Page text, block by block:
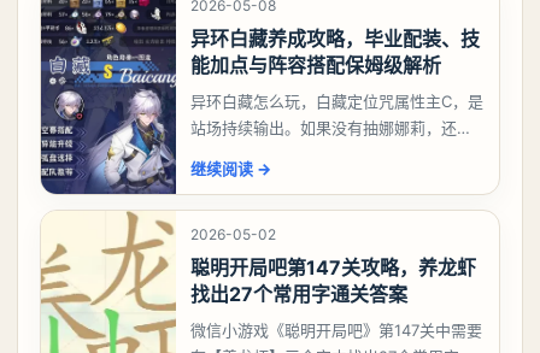
2026-05-08
异环白藏养成攻略，毕业配装、技
能加点与阵容搭配保姆级解析
异环白藏怎么玩，白藏定位咒属性主C，是
站场持续输出。如果没有抽娜娜莉，还没
有娜娜莉缺另外一个二队C想打深渊也可以
考虑养个白藏
继续阅读 →
2026-05-02
聪明开局吧第147关攻略，养龙虾
找出27个常用字通关答案
微信小游戏《聪明开局吧》第147关中需要